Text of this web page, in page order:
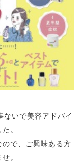
いで美容アドバイ
。
で、ご興味ある方
。